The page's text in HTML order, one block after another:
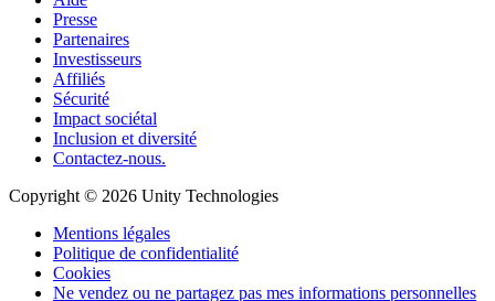
Presse
Partenaires
Investisseurs
Affiliés
Sécurité
Impact sociétal
Inclusion et diversité
Contactez-nous.
Copyright © 2026 Unity Technologies
Mentions légales
Politique de confidentialité
Cookies
Ne vendez ou ne partagez pas mes informations personnelles